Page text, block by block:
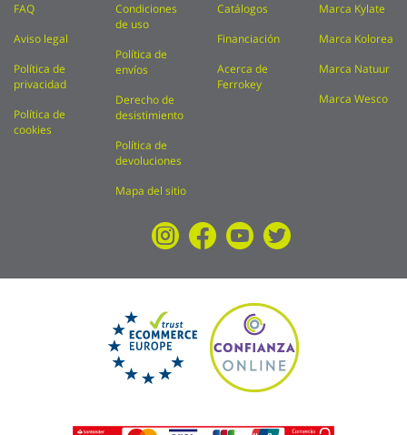
FAQ
Aviso legal
Política de
privacidad
Política de
cookies
Condiciones
de uso
Política de
envíos
Derecho de
desistimiento
Política de
devoluciones
Mapa del sitio
Catálogos
Financiación
Acerca de
Ferrokey
Marca Kylate
Marca Kolorea
Marca Natuur
Marca Wesco